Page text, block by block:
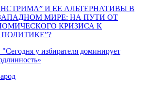
И ЕЕ АЛЬТЕРНАТИВЫ В
МИРЕ: НА ПУТИ ОТ
КРИЗИСА К
у избирателя доминирует